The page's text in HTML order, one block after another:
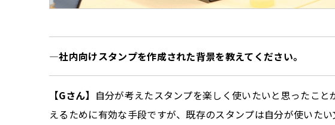
—社内向けスタンプを作成された背景を教えてください。
【Gさん】 自分が考えたスタンプを楽しく使いたいと思ったこ
えるために有効な手段ですが、既存のスタンプは自分が使いた